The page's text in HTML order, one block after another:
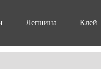
Лепнина Клей